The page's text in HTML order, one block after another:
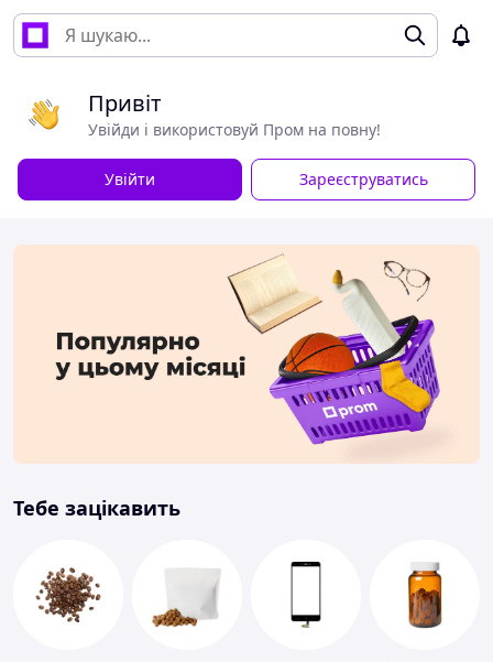
Привіт
Увійди і використовуй Пром на повну!
Увійти Зареєструватись
Тебе зацікавить